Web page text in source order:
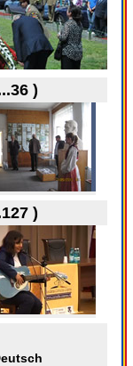
)
)